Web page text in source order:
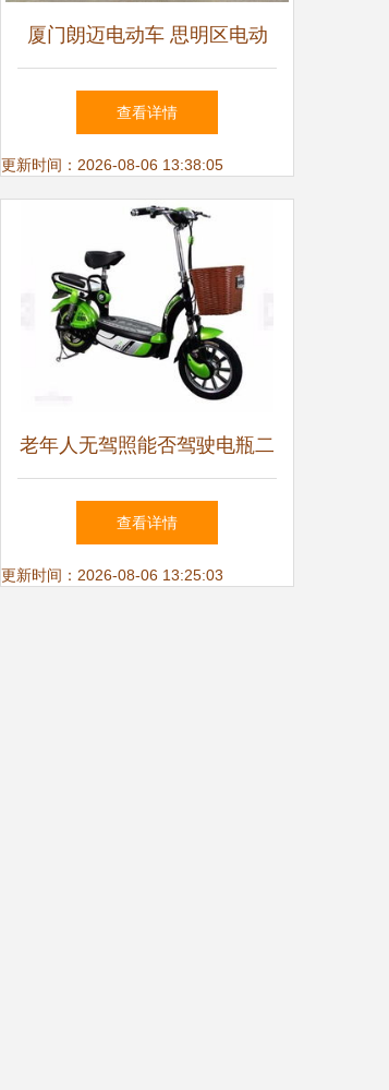
厦门朗迈电动车 思明区电动
巡检车的专业制造商
查看详情
更新时间：2026-08-06 13:38:05
老年人无驾照能否驾驶电瓶二
轮车与电动自行车？
查看详情
更新时间：2026-08-06 13:25:03